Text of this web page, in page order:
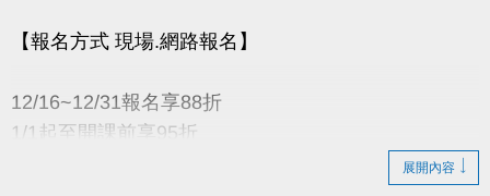
【報名方式 現場.網路報名】
12/16~12/31報名享88折
1/1起至開課前享95折
展開內容